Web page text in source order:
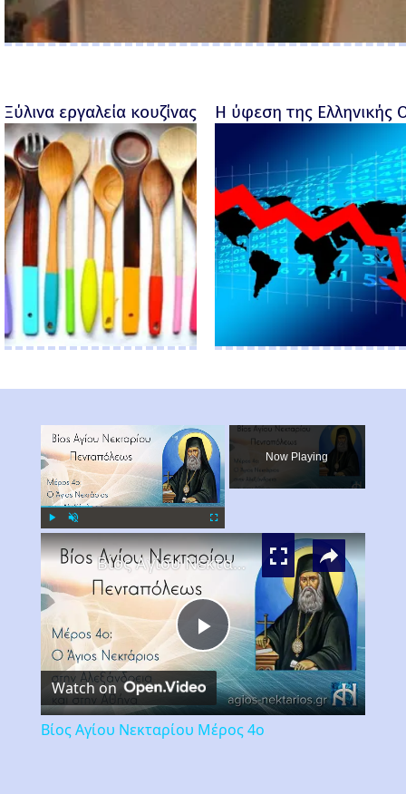
Ξύλινα εργαλεία κουζίνας με προσωπικότητα
Η ύφεση της Ελληνικής
Now Playing
×
Play
Video
Βίος Αγίου Νεκταρίου Μέρος 4ο
Watch on
Βίος Αγίου Νεκταρίου Μέρος 4ο